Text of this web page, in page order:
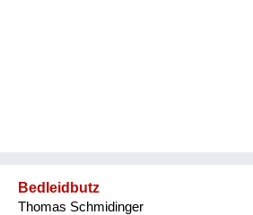
Bedleidbutz
Thomas Schmidinger